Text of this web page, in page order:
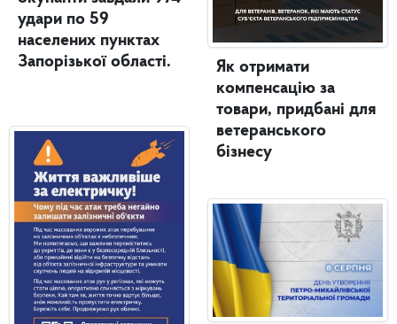
удари по 59
населених пунктах
Запорізької області.
Як отримати
компенсацію за
товари, придбані для
ветеранського
бізнесу